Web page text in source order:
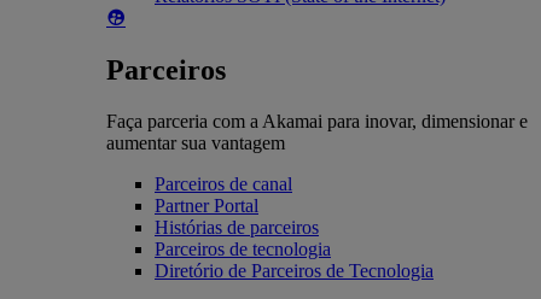
Parceiros
Faça parceria com a Akamai para inovar, dimensionar e
aumentar sua vantagem
Parceiros de canal
Partner Portal
Histórias de parceiros
Parceiros de tecnologia
Diretório de Parceiros de Tecnologia